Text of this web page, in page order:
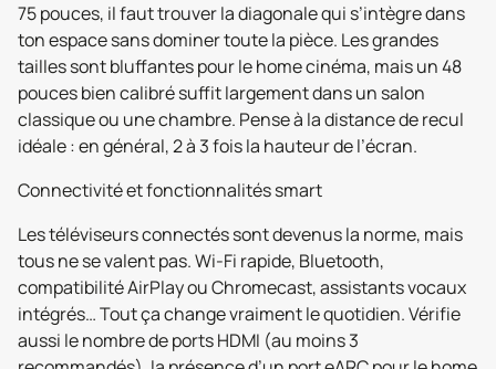
75 pouces, il faut trouver la diagonale qui s’intègre dans
ton espace sans dominer toute la pièce. Les grandes
tailles sont bluffantes pour le home cinéma, mais un 48
pouces bien calibré suffit largement dans un salon
classique ou une chambre. Pense à la distance de recul
idéale : en général, 2 à 3 fois la hauteur de l’écran.
Connectivité et fonctionnalités smart
Les téléviseurs connectés sont devenus la norme, mais
tous ne se valent pas. Wi-Fi rapide, Bluetooth,
compatibilité AirPlay ou Chromecast, assistants vocaux
intégrés… Tout ça change vraiment le quotidien. Vérifie
aussi le nombre de ports HDMI (au moins 3